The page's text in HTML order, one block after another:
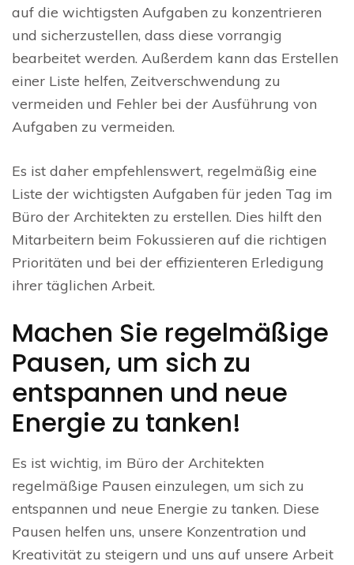
auf die wichtigsten Aufgaben zu konzentrieren
und sicherzustellen, dass diese vorrangig
bearbeitet werden. Außerdem kann das Erstellen
einer Liste helfen, Zeitverschwendung zu
vermeiden und Fehler bei der Ausführung von
Aufgaben zu vermeiden.
Es ist daher empfehlenswert, regelmäßig eine
Liste der wichtigsten Aufgaben für jeden Tag im
Büro der Architekten zu erstellen. Dies hilft den
Mitarbeitern beim Fokussieren auf die richtigen
Prioritäten und bei der effizienteren Erledigung
ihrer täglichen Arbeit.
Machen Sie regelmäßige
Pausen, um sich zu
entspannen und neue
Energie zu tanken!
Es ist wichtig, im Büro der Architekten
regelmäßige Pausen einzulegen, um sich zu
entspannen und neue Energie zu tanken. Diese
Pausen helfen uns, unsere Konzentration und
Kreativität zu steigern und uns auf unsere Arbeit